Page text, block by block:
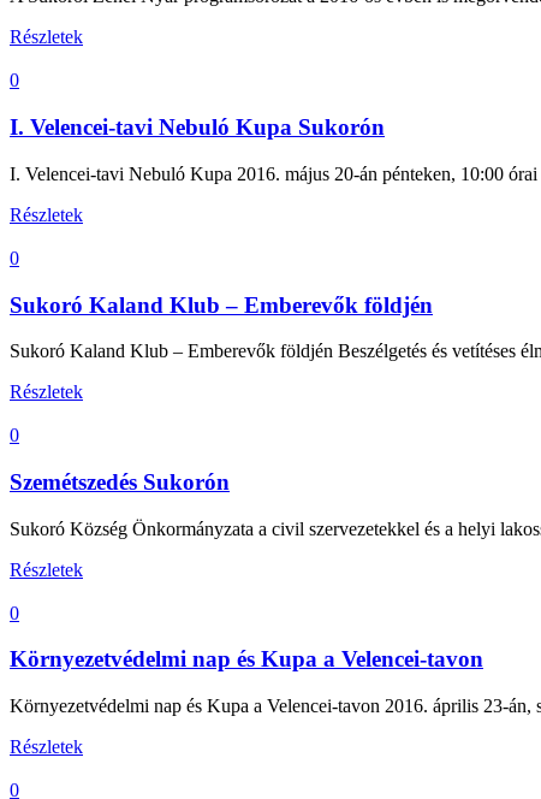
Részletek
0
I. Velencei-tavi Nebuló Kupa Sukorón
I. Velencei-tavi Nebuló Kupa 2016. május 20-án pénteken, 10:00
Részletek
0
Sukoró Kaland Klub – Emberevők földjén
Sukoró Kaland Klub – Emberevők földjén Beszélgetés és vetítéses
Részletek
0
Szemétszedés Sukorón
Sukoró Község Önkormányzata a civil szervezetekkel és a helyi
Részletek
0
Környezetvédelmi nap és Kupa a Velencei-tavon
Környezetvédelmi nap és Kupa a Velencei-tavon 2016. április 23-
Részletek
0